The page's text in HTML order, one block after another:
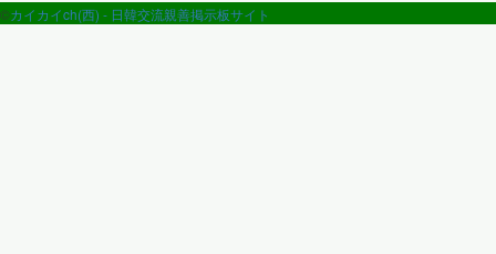
©カイカイch(西) - 日韓交流親善掲示板サイト